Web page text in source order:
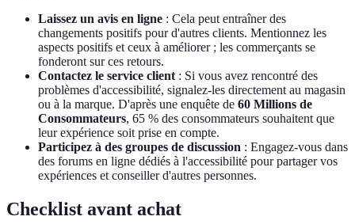
Laissez un avis en ligne : Cela peut entraîner des
changements positifs pour d'autres clients. Mentionnez les
aspects positifs et ceux à améliorer ; les commerçants se
fonderont sur ces retours.
Contactez le service client: Si vous avez rencontré des
problèmes d'accessibilité, signalez-les directement au magasin
ou à la marque. D'après une enquête de 60 Millions de
Consommateurs, 65 % des consommateurs souhaitent que
leur expérience soit prise en compte.
Participez à des groupes de discussion : Engagez-vous dans
des forums en ligne dédiés à l'accessibilité pour partager vos
expériences et conseiller d'autres personnes.
Checklist avant achat